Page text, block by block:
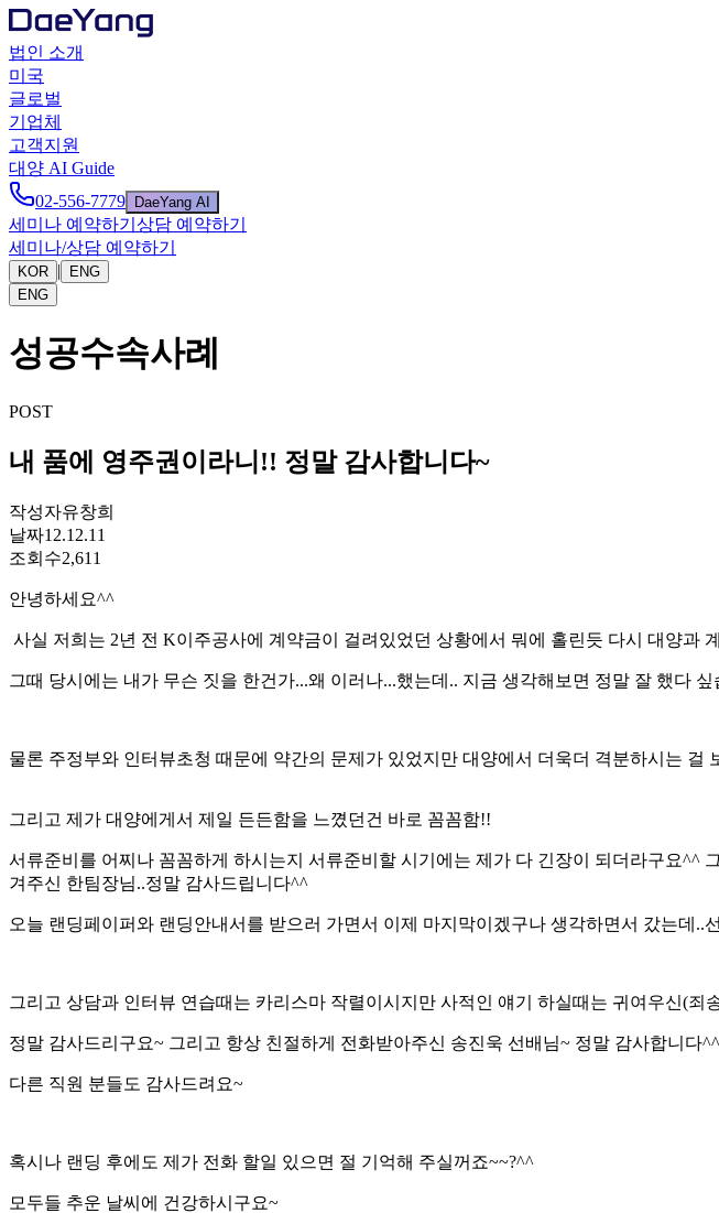
법인 소개
미국
글로벌
기업체
고객지원
대양 AI Guide
02-556-7779
DaeYang AI
세미나 예약하기 상담 예약하기
세미나/상담 예약하기
KOR |
ENG
ENG
성공수속사례
POST
내 품에 영주권이라니!! 정말 감사합니다~
작성자유창희
날짜12.12.11
조회수2,611
안녕하세요^^
사실 저희는 2년 전 K이주공사에 계약금이 걸려있었던 상황에서 뭐에 홀린듯 다시 대양과
그때 당시에는 내가 무슨 짓을 한건가...왜 이러나...했는데.. 지금 생각해보면 정말 잘 했다 싶
물론 주정부와 인터뷰초청 때문에 약간의 문제가 있었지만 대양에서 더욱더 격분하시는 걸
그리고 제가 대양에게서 제일 든든함을 느꼈던건 바로 꼼꼼함!!
서류준비를 어찌나 꼼꼼하게 하시는지 서류준비할 시기에는 제가 다 긴장이 되더라구요^^
겨주신 한팀장님..정말 감사드립니다^^
오늘 랜딩페이퍼와 랜딩안내서를 받으러 가면서 이제 마지막이겠구나 생각하면서 갔는데
그리고 상담과 인터뷰 연습때는 카리스마 작렬이시지만 사적인 얘기 하실때는 귀여우신(죄
정말 감사드리구요~ 그리고 항상 친절하게 전화받아주신 송진욱 선배님~ 정말 감사합니다^^
다른 직원 분들도 감사드려요~
혹시나 랜딩 후에도 제가 전화 할일 있으면 절 기억해 주실꺼죠~~?^^
모두들 추운 날씨에 건강하시구요~